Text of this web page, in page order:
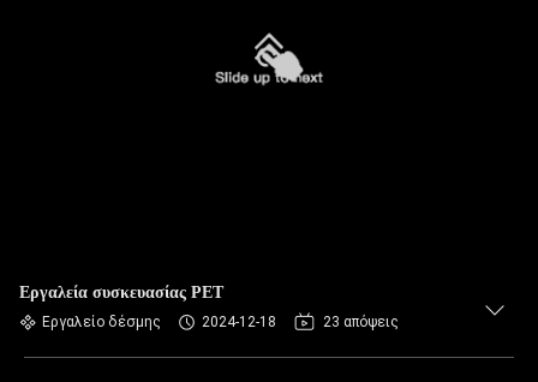
Εργαλεία συσκευασίας PET
Εργαλείο δέσμης 2024-12-18 23 απόψεις